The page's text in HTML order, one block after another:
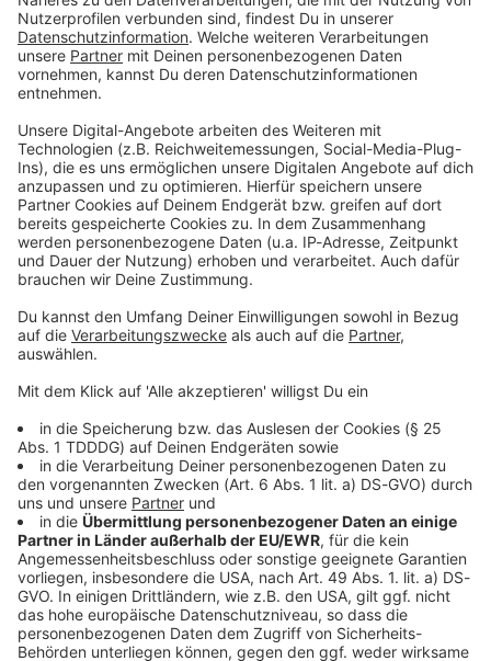
Du möchtest uns etwas sagen?
Studio Hotline
Kontaktformular
Sprachnachricht
© dpa-infocom, dpa:260226-930-740397/1
Bayern